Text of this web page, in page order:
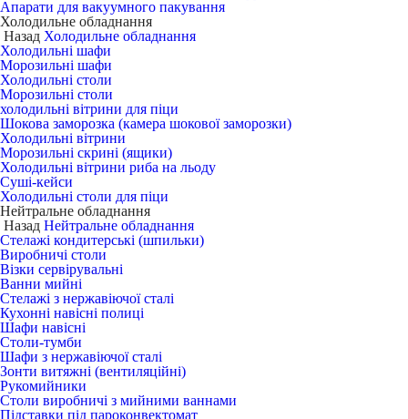
Апарати для вакуумного пакування
Холодильне обладнання
Назад Холодильне обладнання
Холодильні шафи
Морозильні шафи
Холодильні столи
Морозильні столи
холодильні вітрини для піци
Шокова заморозка (камера шокової заморозки)
Холодильні вітрини
Морозильні скрині (ящики)
Холодильні вітрини риба на льоду
Суші-кейси
Холодильні столи для піци
Нейтральне обладнання
Назад Нейтральне обладнання
Стелажі кондитерські (шпильки)
Виробничі столи
Візки сервірувальні
Ванни мийні
Стелажі з нержавіючої сталі
Кухонні навісні полиці
Шафи навісні
Столи-тумби
Шафи з нержавіючої сталі
Зонти витяжні (вентиляційні)
Рукомийники
Столи виробничі з мийними ваннами
Підставки під пароконвектомат